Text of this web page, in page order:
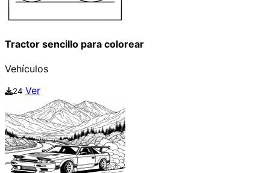
Tractor sencillo para colorear
Vehículos
24 Ver